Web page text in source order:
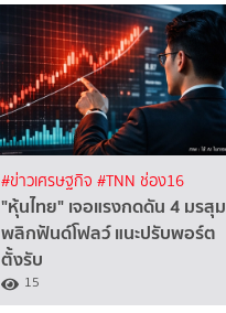
#ข่าวเศรษฐกิจ #TNN ช่อง16
"หุ้นไทย" เจอแรงกดดัน 4 มรสุม
พลิกฟันด์โฟลว์ แนะปรับพอร์ต
ตั้งรับ
15